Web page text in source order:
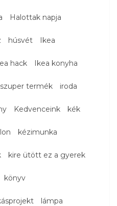
Halottak napja
húsvét Ikea
hack Ikea konyha
termék iroda
Kedvenceink kék
kézimunka
kire ütött ez a gyerek
könyv
lámpa